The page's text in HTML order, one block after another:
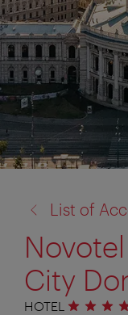
a:
List of
City
HOTEL 4 csillag